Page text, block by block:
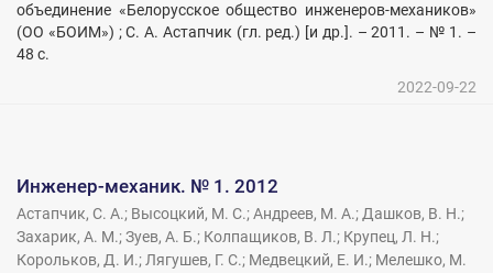
объединение «Белорусское общество инженеров-механиков»
(ОО «БОИМ») ; С. А. Астапчик (гл. ред.) [и др.]. – 2011. – № 1. –
48 с.
2022-09-22
Инженер-механик. № 1. 2012
Астапчик, С. А.; Высоцкий, М. С.;Андреев, М. А.; Дашков, В. Н.;
Захарик, А. М.;Зуев, А. Б.; Колпащиков, В. Л.; Крупец, Л. Н.;
Корольков, Д. И.; Лягушев, Г. С.; Медвецкий, Е. И.; Мелешко, М.